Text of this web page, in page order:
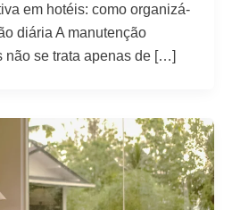
em hotéis: como organizá-
diária A manutenção
não se trata apenas de […]